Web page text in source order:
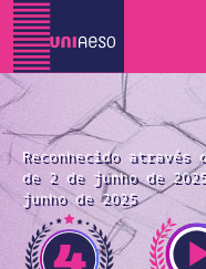
Reconhecido através
de 2 de junho de
junho de 2025